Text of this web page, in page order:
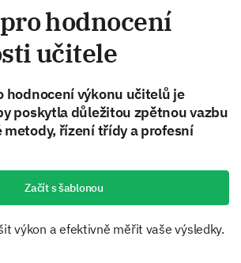
hodnocení
učitele
hodnocení výkonu učitelů je
poskytla důležitou zpětnou vazbu
metody, řízení třídy a profesní
Začít s šablonou
výkon a efektivně měřit vaše výsledky.